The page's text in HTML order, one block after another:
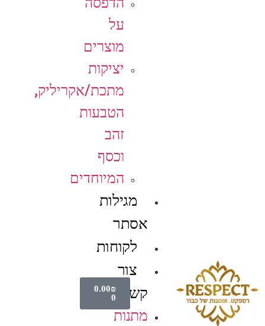
על
מוצרים
יציקות
מתכת/אקריליק,
הטבעות
זהב
וכסף
המיוחדים
מגילות
אסתר
לקוחות
צור
קשר
מתנות
0.00₪
0